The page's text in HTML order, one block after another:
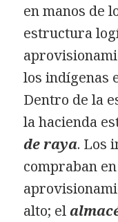
en manos de
estructura
los indígenas
Dentro de la
la hacienda
de raya. Los
compraban
alto; el